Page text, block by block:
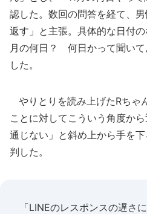
認した。数回の問答を経て、
返す」と主張。具体的な日付
月の何日？ 何日かって聞いて
した。
やりとりを読み上げたRちゃ
ことに対してこういう角度か
通じない」と斜め上から手を
判した。
「LINEのレスポンスの遅さ